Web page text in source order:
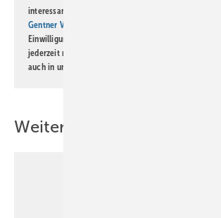
interessante Verlags- und Online-Angebote
Gentner Verlag GmbH & Co. KG
Einwilligung kann ich jederzeit widerrufen und eine
jederzeit möglich. Informationen zum Umgang mit
auch in unserer
Weitere Inhalte